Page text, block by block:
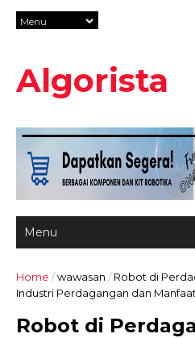
Algorista
Home /wawasan / Robot di
Industri Perdagangan dan
Robot di